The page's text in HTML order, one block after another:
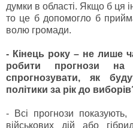
думки в області. Якщо б ця
то це б допомогло б
волю громади.
- Кінець року – не лише
робити прогнози
спрогнозувати, як
політики за рік до
- Всі прогнози
військових дій або